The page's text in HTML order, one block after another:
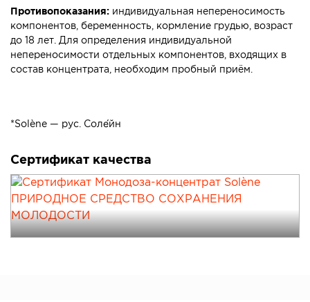
Противопоказания: индивидуальная непереносимость
компонентов, беременность, кормление грудью, возраст
до 18 лет. Для определения индивидуальной
непереносимости отдельных компонентов, входящих в
состав концентрата, необходим пробный приём.
*Solène — рус. Соле́йн
Сертификат качества